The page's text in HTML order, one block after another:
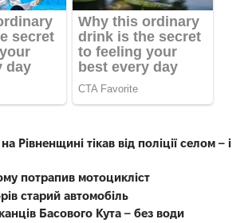
Рівненщині тікав від поліції селом – і
потрапив мотоцикліст
старий автомобіль
Басового Кута – без води